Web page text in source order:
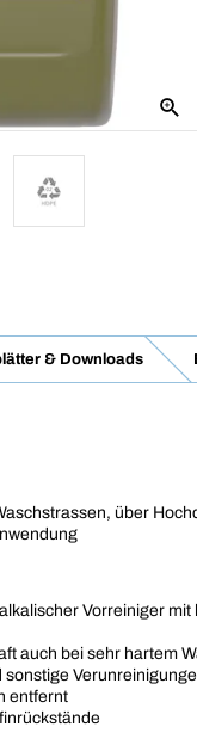
& Downloads
über
Vorreiniger mit
auch bei sehr hartem
entfernt